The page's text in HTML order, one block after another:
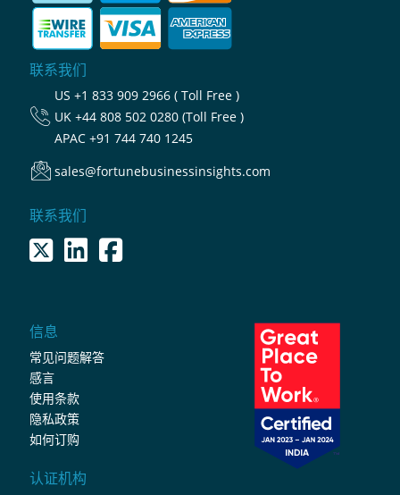
联系我们
US +1 833 909 2966 ( Toll Free )
UK +44 808 502 0280 (Toll Free )
APAC +91 744 740 1245
sales@fortunebusinessinsights.com
联系我们
信息
常见问题解答
感言
使用条款
隐私政策
如何订购
认证机构